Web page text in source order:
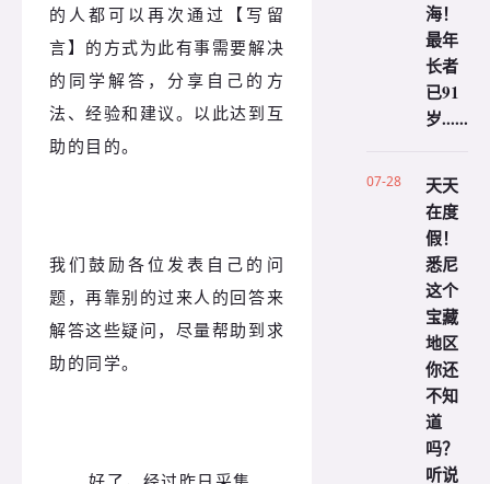
的人都可以再次通过【写留
言】的方式为此有事需要解决
的同学解答，分享自己的方
法、经验和建议。以此达到互
助的目的。
我们鼓励各位发表自己的问
题，再靠别的过来人的回答来
解答这些疑问，尽量帮助到求
助的同学。
海！
最年
长者
已91
岁......
07-28
天天
在度
假！
悉尼
这个
宝藏
地区
你还
不知
道
吗？
听说